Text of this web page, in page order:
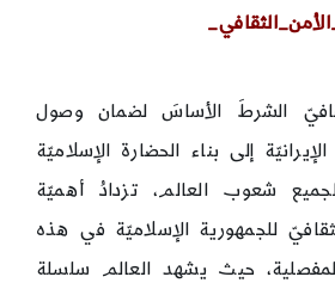
الشرطَ الأساسَ لضمان وصول
إلى بناء الحضارة الإسلاميّة
شعوب العالم، تزدادُ أهميّة
للجمهورية الإسلاميّة في هذه
حيث يشهد العالم سلسلة